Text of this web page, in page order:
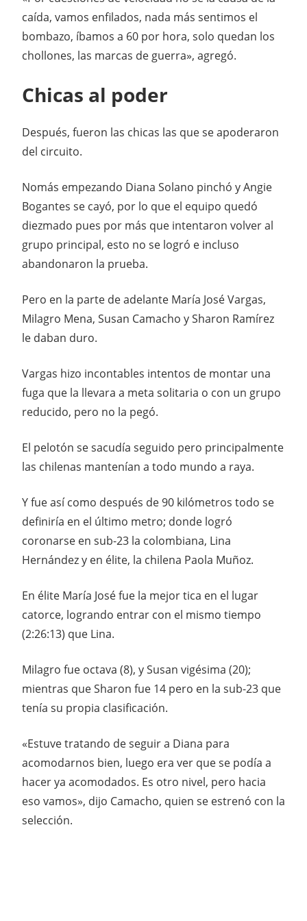
caída, vamos enfilados, nada más sentimos el
bombazo, íbamos a 60 por hora, solo quedan los
chollones, las marcas de guerra», agregó.
Chicas al poder
Después, fueron las chicas las que se apoderaron
del circuito.
Nomás empezando Diana Solano pinchó y Angie
Bogantes se cayó, por lo que el equipo quedó
diezmado pues por más que intentaron volver al
grupo principal, esto no se logró e incluso
abandonaron la prueba.
Pero en la parte de adelante María José Vargas,
Milagro Mena, Susan Camacho y Sharon Ramírez
le daban duro.
Vargas hizo incontables intentos de montar una
fuga que la llevara a meta solitaria o con un grupo
reducido, pero no la pegó.
El pelotón se sacudía seguido pero principalmente
las chilenas mantenían a todo mundo a raya.
Y fue así como después de 90 kilómetros todo se
definiría en el último metro; donde logró
coronarse en sub-23 la colombiana, Lina
Hernández y en élite, la chilena Paola Muñoz.
En élite María José fue la mejor tica en el lugar
catorce, logrando entrar con el mismo tiempo
(2:26:13) que Lina.
Milagro fue octava (8), y Susan vigésima (20);
mientras que Sharon fue 14 pero en la sub-23 que
tenía su propia clasificación.
«Estuve tratando de seguir a Diana para
acomodarnos bien, luego era ver que se podía a
hacer ya acomodados. Es otro nivel, pero hacia
eso vamos», dijo Camacho, quien se estrenó con la
selección.